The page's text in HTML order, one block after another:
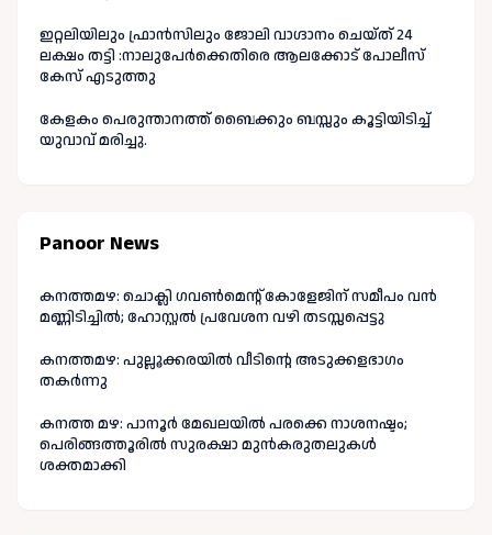
ഇറ്റലിയിലും ഫ്രാൻസിലും ജോലി വാഗ്ദാനം ചെയ്ത് 24
ലക്ഷം തട്ടി :നാലുപേർക്കെതിരെ ആലക്കോട് പോലീസ്
കേസ് എടുത്തു
കേളകം പെരുന്താനത്ത് ബൈക്കും ബസ്സും കൂട്ടിയിടിച്ച്
യുവാവ് മരിച്ചു.
Panoor News
കനത്തമഴ: ചൊക്ലി ഗവൺമെന്റ് കോളേജിന് സമീപം വൻ
മണ്ണിടിച്ചിൽ; ഹോസ്റ്റൽ പ്രവേശന വഴി തടസ്സപ്പെട്ടു
കനത്തമഴ: പുല്ലൂക്കരയിൽ വീടിന്റെ അടുക്കളഭാഗം
തകർന്നു
കനത്ത മഴ: പാനൂർ മേഖലയിൽ പരക്കെ നാശനഷ്ടം;
പെരിങ്ങത്തൂരിൽ സുരക്ഷാ മുൻകരുതലുകൾ
ശക്തമാക്കി